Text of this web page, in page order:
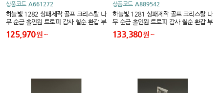
상품코드 A661272
하늘빛 1282 상패제작 골프 크리스탈 나
무 순금 홀인원 트로피 감사 칠순 환갑 부
모님 퇴직 공로 이글 싱글 대회우승 기념
고급
125,970원
상품코드 A889542
하늘빛 1281 상패제작 골프 크리스탈 나
무 순금 홀인원 트로피 감사 칠순 환갑 부
모님 퇴직 공로 이글 싱글 대회우승 기념
고급
133,380원